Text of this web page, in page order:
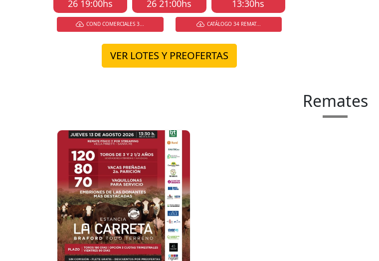
26 19:00hs
26 21:00hs
13:30hs
COND COMERCIALES 3... CATÁLOGO 34 REMAT...
VER LOTES Y PREOFERTAS
Remates